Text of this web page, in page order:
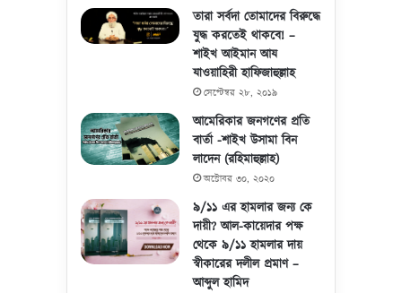
তারা সর্বদা তোমাদের বিরুদ্ধে
যুদ্ধ করতেই থাকবে! –
শাইখ আইমান আয
যাওয়াহিরী হাফিজাহুল্লাহ
সেপ্টেম্বর ২৮, ২০১৯
আমেরিকার জনগণের প্রতি
বার্তা -শাইখ উসামা বিন
লাদেন (রহিমাহুল্লাহ)
অক্টোবর ৩০, ২০২০
৯/১১ এর হামলার জন্য কে
দায়ী? আল-কায়েদার পক্ষ
থেকে ৯/১১ হামলার দায়
স্বীকারের দলীল প্রমাণ –
আব্দুল হামিদ